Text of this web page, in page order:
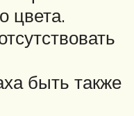
цвета.
быть также